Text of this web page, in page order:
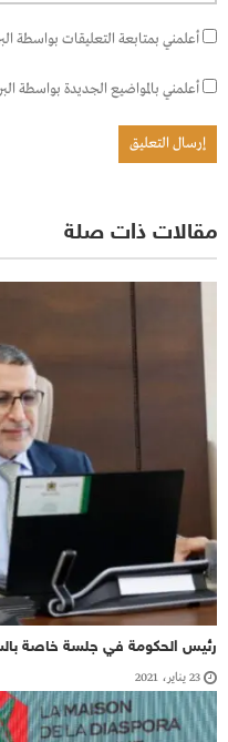
أعلمني بمتابعة التعليقات بواسطة
أعلمني بالمواضيع الجديدة بواسطة
مقالات ذات صلة
رئيس الحكومة في جلسة خاصة
23 يناير، 2021